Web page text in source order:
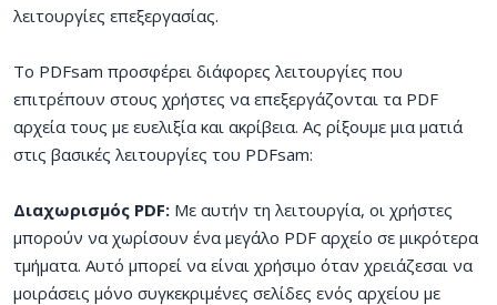
λειτουργίες επεξεργασίας.
Το PDFsam προσφέρει διάφορες λειτουργίες που
επιτρέπουν στους χρήστες να επεξεργάζονται τα PDF
αρχεία τους με ευελιξία και ακρίβεια. Ας ρίξουμε μια ματιά
στις βασικές λειτουργίες του PDFsam:
Διαχωρισμός PDF: Με αυτήν τη λειτουργία, οι χρήστες
μπορούν να χωρίσουν ένα μεγάλο PDF αρχείο σε μικρότερα
τμήματα. Αυτό μπορεί να είναι χρήσιμο όταν χρειάζεσαι να
μοιράσεις μόνο συγκεκριμένες σελίδες ενός αρχείου με